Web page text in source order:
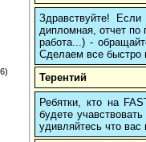
Здравствуйте!
дипломная, отчет по
работа...) -
Сделаем все быстро
Терентий
Ребятки, кто на
будете
удивляйтесь что